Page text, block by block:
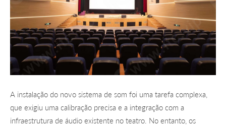
A instalação do novo sistema de som foi uma tarefa complexa,
que exigiu uma calibração precisa e a integração com a
infraestrutura de áudio existente no teatro. No entanto, os